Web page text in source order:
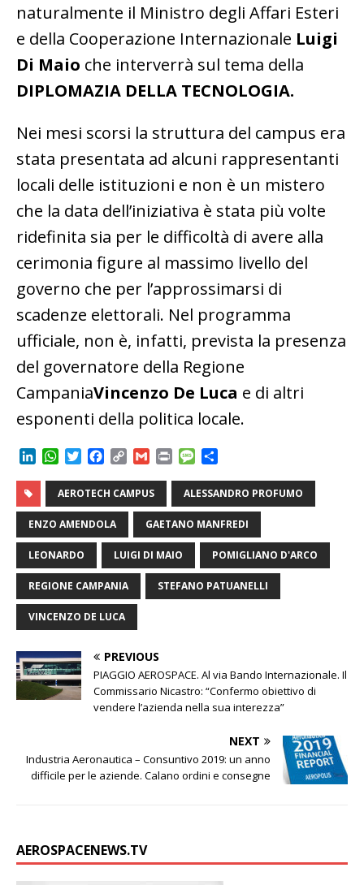
naturalmente il Ministro degli Affari Esteri
e della Cooperazione Internazionale Luigi
Di Maio che interverrà sul tema della
DIPLOMAZIA DELLA TECNOLOGIA.
Nei mesi scorsi la struttura del campus era
stata presentata ad alcuni rappresentanti
locali delle istituzioni e non è un mistero
che la data dell’iniziativa è stata più volte
ridefinita sia per le difficoltà di avere alla
cerimonia figure al massimo livello del
governo che per l’approssimarsi di
scadenze elettorali. Nel programma
ufficiale, non è, infatti, prevista la presenza
del governatore della Regione
CampaniaVincenzo De Luca e di altri
esponenti della politica locale.
k
e
d
I
n
W
a
t
s
A
p
p
T
i
t
t
e
r
c
e
b
o
k
p
y
i
n
k
G
a
i
l
n
t
M
s
s
a
g
n
d
i
v
i
d
i
AEROTECH CAMPUS ALESSANDRO PROFUMO
ENZO AMENDOLA GAETANO MANFREDI
LEONARDO LUIGI DI MAIO POMIGLIANO D'ARCO
REGIONE CAMPANIA STEFANO PATUANELLI
VINCENZO DE LUCA
PREVIOUS
PIAGGIO AEROSPACE. Al via Bando Internazionale. Il
Commissario Nicastro: “Confermo obiettivo di
vendere l’azienda nella sua interezza”
NEXT
Industria Aeronautica – Consuntivo 2019: un anno
difficile per le aziende. Calano ordini e consegne
AEROSPACENEWS.TV